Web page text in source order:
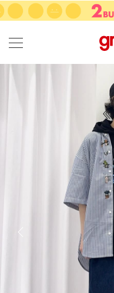
カテゴリーから探す
カテゴリ
サイズ